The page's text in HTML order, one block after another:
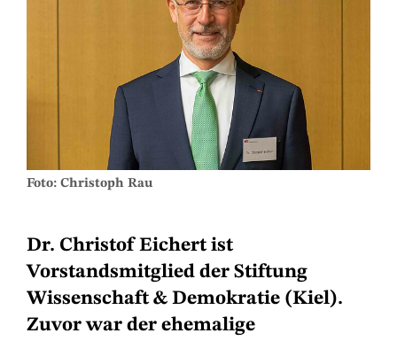
Foto: Christoph Rau
Dr. Christof Eichert ist
Vorstandsmitglied der Stiftung
Wissenschaft & Demokratie (Kiel).
Zuvor war der ehemalige